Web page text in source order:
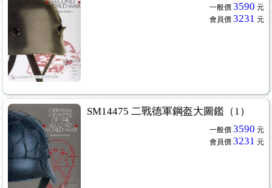
一般價 3590 元
會員價 3231 元
SM14475 二戰德軍鋼盔大圖鑑（1）
一般價 3590 元
會員價 3231 元